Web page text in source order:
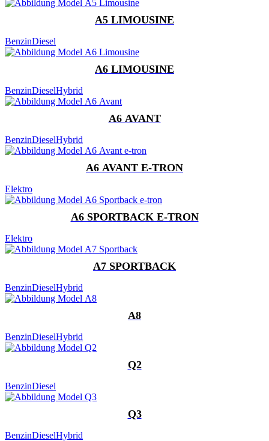
A5 LIMOUSINE
BenzinDiesel
A6 LIMOUSINE
BenzinDieselHybrid
A6 AVANT
BenzinDieselHybrid
A6 AVANT E-TRON
Elektro
A6 SPORTBACK E-TRON
Elektro
A7 SPORTBACK
BenzinDieselHybrid
A8
BenzinDieselHybrid
Q2
BenzinDiesel
Q3
BenzinDieselHybrid